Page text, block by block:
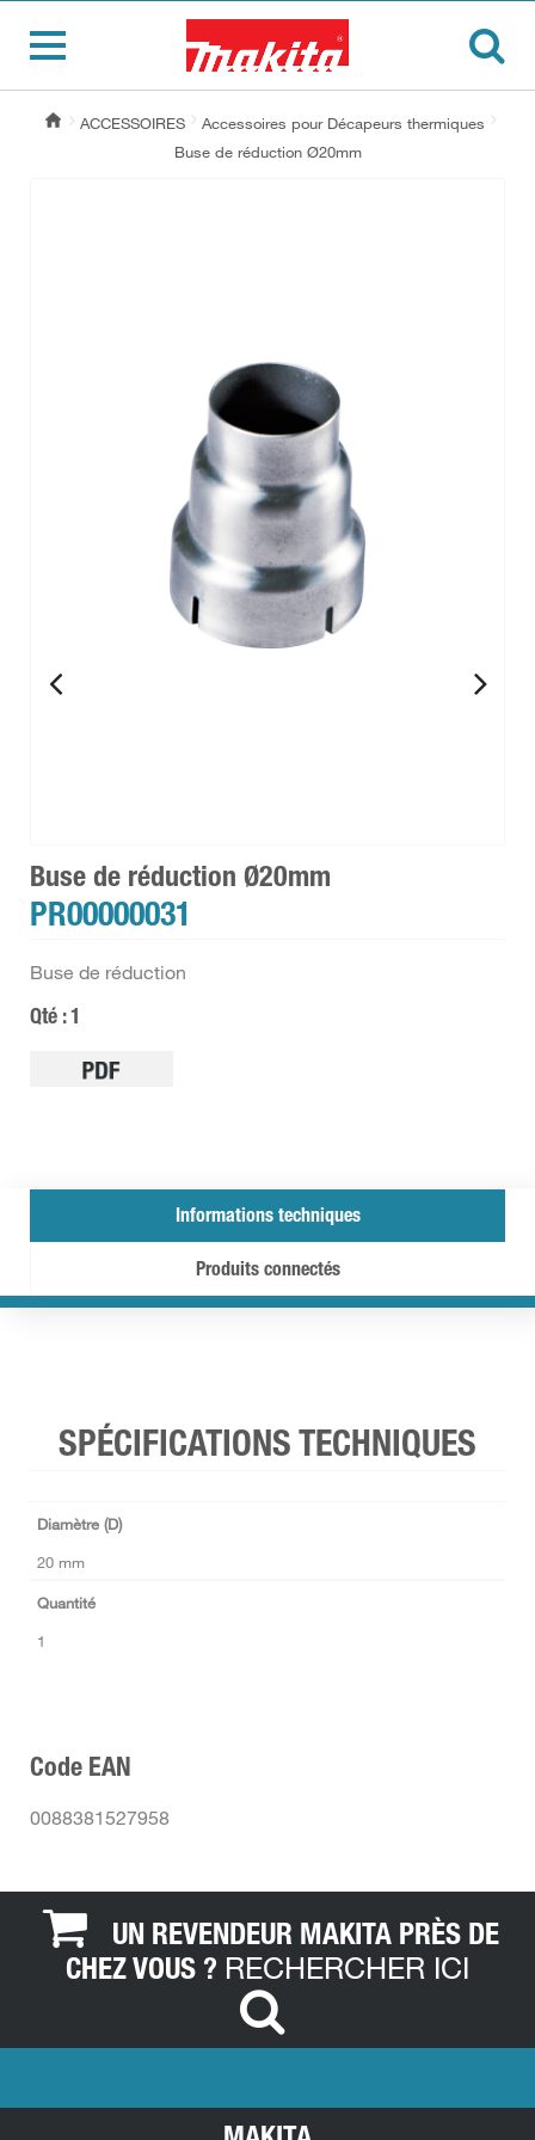
ACCESSOIRES
Accessoires pour Décapeurs thermiques
Buse de réduction Ø20mm
Buse de réduction Ø20mm
PR00000031
Buse de réduction
Qté : 1
Informations techniques
Produits connectés
SPÉCIFICATIONS TECHNIQUES
Diamètre (D)
20 mm
Quantité
1
Code EAN
0088381527958
UN REVENDEUR MAKITA PRÈS DE
CHEZ VOUS ? RECHERCHER ICI